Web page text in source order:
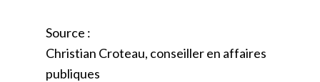
Source :
Christian Croteau, conseiller en affaires
publiques